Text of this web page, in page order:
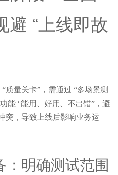
避 “上线即故
质量关卡”，需通过 “多场景测
能 “能用、好用、不出错”，避
突，导致上线后影响业务运
：明确测试范围